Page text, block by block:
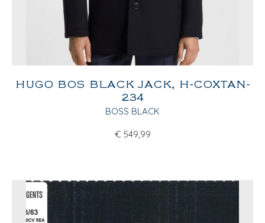
HUGO BOS BLACK JACK, H-COXTAN-
234
BOSS BLACK
€ 549,99